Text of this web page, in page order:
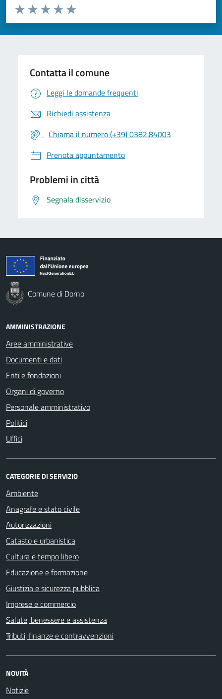
Valuta da 1 a 5 stelle la pagina
Valuta 5 stelle su 5
Valuta 4 stelle su 5
Valuta 3 stelle su 5
Valuta 2 stelle su 5
Valuta 1 stelle su 5
Contatta il comune
Leggi le domande frequenti
Richiedi assistenza
Chiama il numero (+39) 0382.84003
Prenota appuntamento
Problemi in città
Segnala disservizio
Comune di Dorno
AMMINISTRAZIONE
Aree amministrative
Documenti e dati
Enti e fondazioni
Organi di governo
Personale amministrativo
Politici
Uffici
CATEGORIE DI SERVIZIO
Ambiente
Anagrafe e stato civile
Autorizzazioni
Catasto e urbanistica
Cultura e tempo libero
Educazione e formazione
Giustizia e sicurezza pubblica
Imprese e commercio
Salute, benessere e assistenza
Tributi, finanze e contravvenzioni
NOVITÀ
Notizie